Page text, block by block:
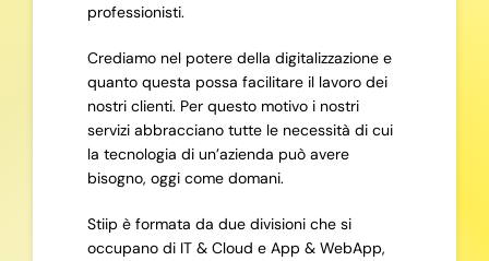
professionisti.
Crediamo nel potere della digitalizzazione e
quanto questa possa facilitare il lavoro dei
nostri clienti. Per questo motivo i nostri
servizi abbracciano tutte le necessità di cui
la tecnologia di un’azienda può avere
bisogno, oggi come domani.
Stiip è formata da due divisioni che si
occupano di IT & Cloud e App & WebApp,